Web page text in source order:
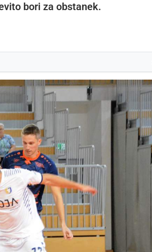
bori za obstanek.